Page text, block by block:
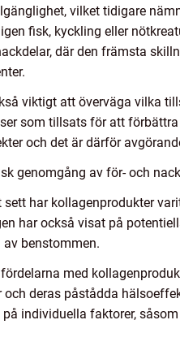
vilket tidigare
fisk, kyckling eller
där den främsta
viktigt att överväga vilka
som tillsats för att
och det är därför
genomgång av för- och
sett har kollagenprodukter
har också visat på
benstommen.
med
och deras påstådda
på individuella faktorer,